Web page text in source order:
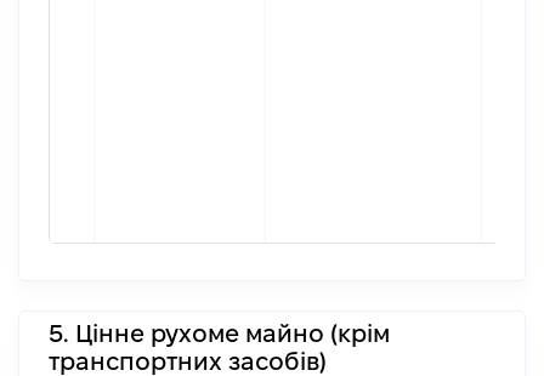
5. Цінне рухоме майно (крім
транспортних засобів)